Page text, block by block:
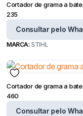
Cortador de grama a
235
Consultar pelo
MARCA:STIHL
Cortador de grama a
460
Consultar pelo